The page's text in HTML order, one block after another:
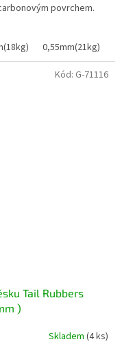
povrchem.
0,55mm(21kg)
Tail Rubbers
)
Skladem (4 ks)
Kód: G-71116